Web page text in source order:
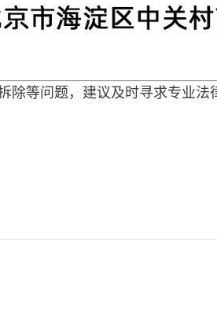
等问题，建议及时寻求专业